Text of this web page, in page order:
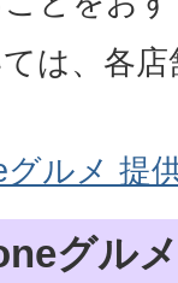
ては、各
ルメ 提
グル